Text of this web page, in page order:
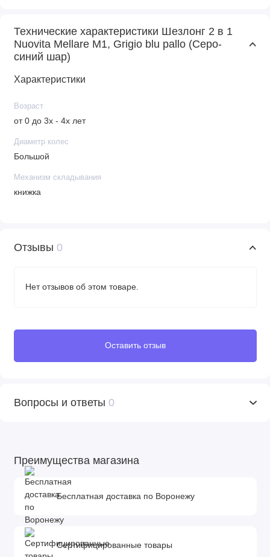
Технические характеристики Шезлонг 2 в 1
Nuovita Mellare M1, Grigio blu pallo (Серо-
синий шар)
Характеристики
Возраст
от 0 до 3х - 4х лет
Диаметр колес
Большой
Механизм складывания
книжка
Отзывы 0
Нет отзывов об этом товаре.
Оставить отзыв
Вопросы и ответы 0
Преимущества магазина
Бесплатная доставка по Воронежу
Сертифицированные товары